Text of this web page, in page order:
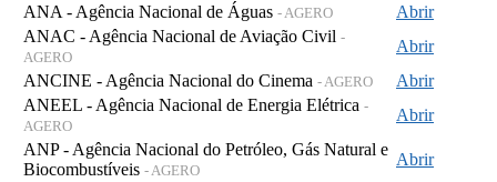
ANA - Agência Nacional de Águas - AGERO
Abrir
ANAC - Agência Nacional de Aviação Civil -
AGERO
Abrir
ANCINE - Agência Nacional do Cinema - AGERO
Abrir
ANEEL - Agência Nacional de Energia Elétrica -
AGERO
Abrir
ANP - Agência Nacional do Petróleo, Gás Natural e
Biocombustíveis - AGERO
Abrir